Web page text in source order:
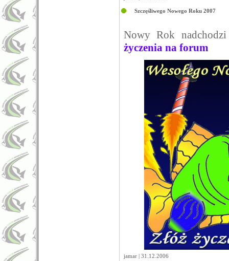
Szczęśliwego Nowego Roku 2007
Nowy Rok
życzenia na forum
jamar | 31.12.2006